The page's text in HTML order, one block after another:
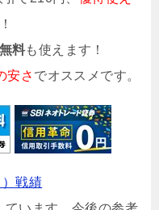
料も使えます！
安さ でオススメです。
戦績